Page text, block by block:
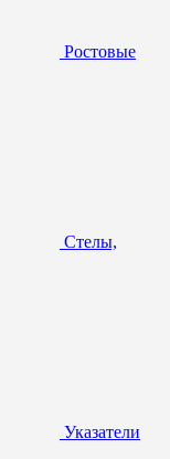
Ростовые
Стелы,
Указатели